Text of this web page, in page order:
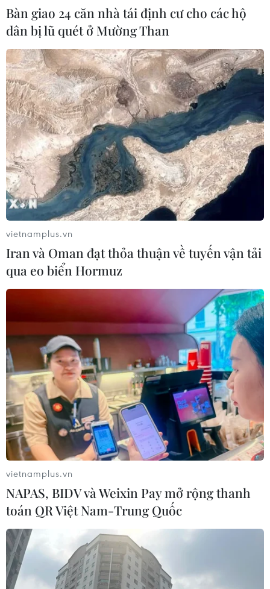
TIN CÙNG CHUYÊN MỤC
Thành lập Khu Công nghệ cao tỉnh
Hưng Yên
06/08/2026 23:45
Bàn giao 24 căn nhà tái định cư cho các hộ
dân bị lũ quét ở Mường Than
vietnamplus.vn
Iran và Oman đạt thỏa thuận về tuyến vận tải
qua eo biển Hormuz
vietnamplus.vn
NAPAS, BIDV và Weixin Pay mở rộng thanh
toán QR Việt Nam-Trung Quốc